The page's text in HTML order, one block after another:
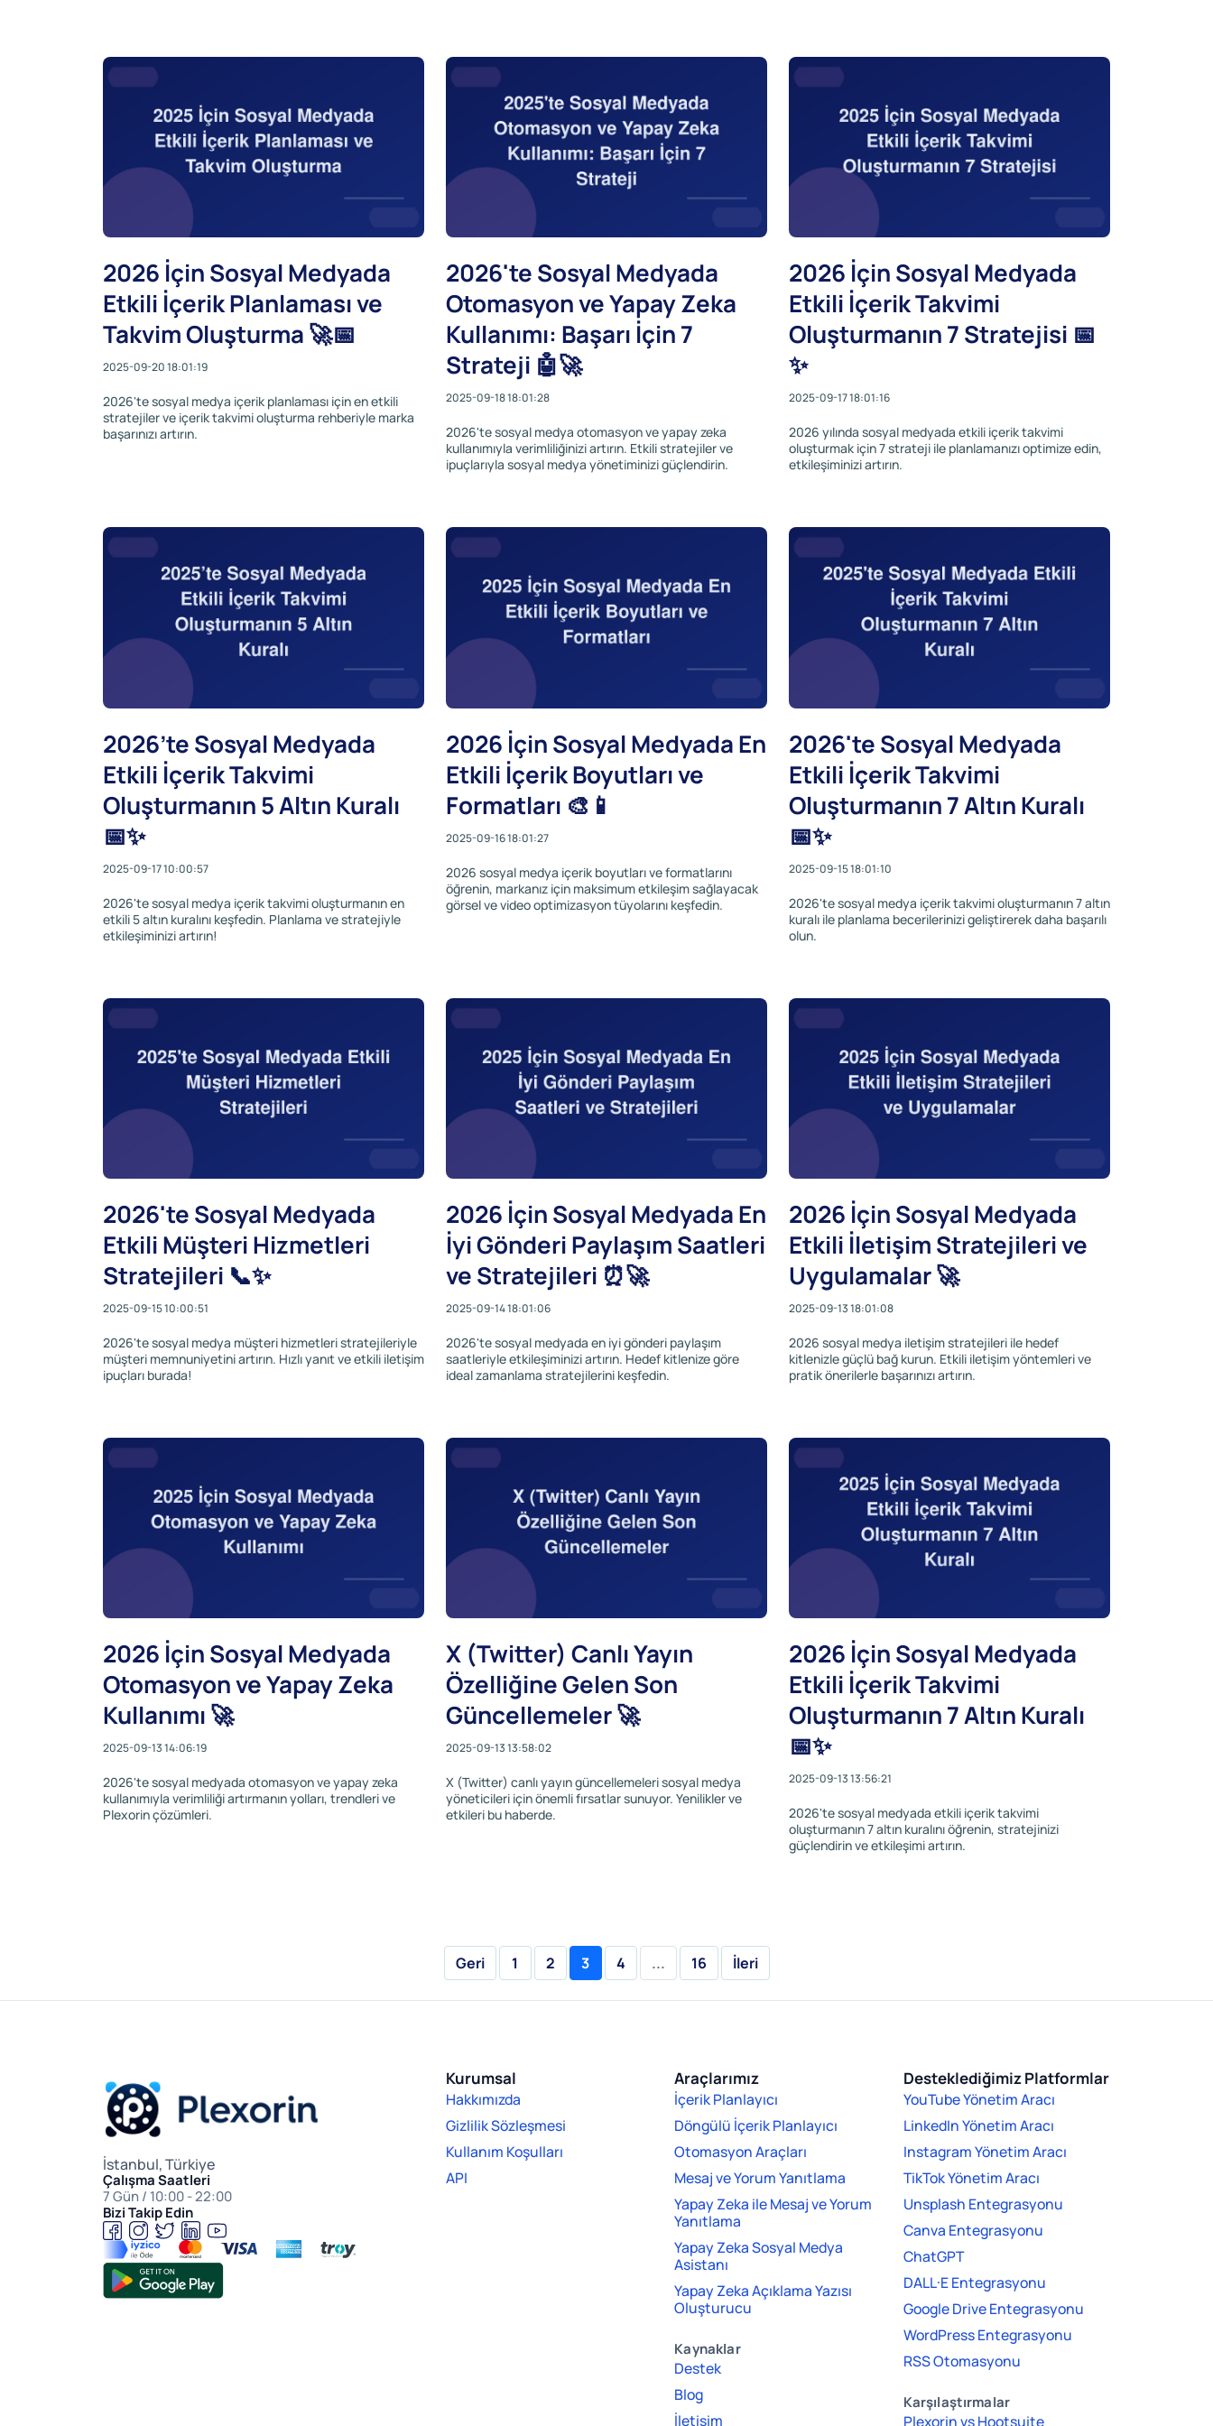
2026 İçin Sosyal Medyada
Etkili İçerik Planlaması ve
Takvim Oluşturma 🚀📅
2025-09-20 18:01:19
2026'te sosyal medya içerik planlaması için en etkili
stratejiler ve içerik takvimi oluşturma rehberiyle marka
başarınızı artırın.
2026'te Sosyal Medyada
Otomasyon ve Yapay Zeka
Kullanımı: Başarı İçin 7
Strateji 🤖🚀
2025-09-18 18:01:28
2026'te sosyal medya otomasyon ve yapay zeka
kullanımıyla verimliliğinizi artırın. Etkili stratejiler ve
ipuçlarıyla sosyal medya yönetiminizi güçlendirin.
2026 İçin Sosyal Medyada
Etkili İçerik Takvimi
Oluşturmanın 7 Stratejisi 📅
✨
2025-09-17 18:01:16
2026 yılında sosyal medyada etkili içerik takvimi
oluşturmak için 7 strateji ile planlamanızı optimize edin,
etkileşiminizi artırın.
2026’te Sosyal Medyada
Etkili İçerik Takvimi
Oluşturmanın 5 Altın Kuralı
📅✨
2025-09-17 10:00:57
2026'te sosyal medya içerik takvimi oluşturmanın en
etkili 5 altın kuralını keşfedin. Planlama ve stratejiyle
etkileşiminizi artırın!
2026 İçin Sosyal Medyada En
Etkili İçerik Boyutları ve
Formatları 🎨📱
2025-09-16 18:01:27
2026 sosyal medya içerik boyutları ve formatlarını
öğrenin, markanız için maksimum etkileşim sağlayacak
görsel ve video optimizasyon tüyolarını keşfedin.
2026'te Sosyal Medyada
Etkili İçerik Takvimi
Oluşturmanın 7 Altın Kuralı
📅✨
2025-09-15 18:01:10
2026'te sosyal medya içerik takvimi oluşturmanın 7 altın
kuralı ile planlama becerilerinizi geliştirerek daha başarılı
olun.
2026'te Sosyal Medyada
Etkili Müşteri Hizmetleri
Stratejileri 📞✨
2025-09-15 10:00:51
2026'te sosyal medya müşteri hizmetleri stratejileriyle
müşteri memnuniyetini artırın. Hızlı yanıt ve etkili iletişim
ipuçları burada!
2026 İçin Sosyal Medyada En
İyi Gönderi Paylaşım Saatleri
ve Stratejileri ⏰🚀
2025-09-14 18:01:06
2026'te sosyal medyada en iyi gönderi paylaşım
saatleriyle etkileşiminizi artırın. Hedef kitlenize göre
ideal zamanlama stratejilerini keşfedin.
2026 İçin Sosyal Medyada
Etkili İletişim Stratejileri ve
Uygulamalar 🚀
2025-09-13 18:01:08
2026 sosyal medya iletişim stratejileri ile hedef
kitlenizle güçlü bağ kurun. Etkili iletişim yöntemleri ve
pratik önerilerle başarınızı artırın.
2026 İçin Sosyal Medyada
Otomasyon ve Yapay Zeka
Kullanımı 🚀
2025-09-13 14:06:19
2026'te sosyal medyada otomasyon ve yapay zeka
kullanımıyla verimliliği artırmanın yolları, trendleri ve
Plexorin çözümleri.
X (Twitter) Canlı Yayın
Özelliğine Gelen Son
Güncellemeler 🚀
2025-09-13 13:58:02
X (Twitter) canlı yayın güncellemeleri sosyal medya
yöneticileri için önemli fırsatlar sunuyor. Yenilikler ve
etkileri bu haberde.
2026 İçin Sosyal Medyada
Etkili İçerik Takvimi
Oluşturmanın 7 Altın Kuralı
📅✨
2025-09-13 13:56:21
2026'te sosyal medyada etkili içerik takvimi
oluşturmanın 7 altın kuralını öğrenin, stratejinizi
güçlendirin ve etkileşimi artırın.
Geri 1 2 3 4 ... 16 İleri
İstanbul, Türkiye
Çalışma Saatleri
7 Gün / 10:00 - 22:00
Bizi Takip Edin
Kurumsal
Hakkımızda
Gizlilik Sözleşmesi
Kullanım Koşulları
API
Araçlarımız
İçerik Planlayıcı
Döngülü İçerik Planlayıcı
Otomasyon Araçları
Mesaj ve Yorum Yanıtlama
Yapay Zeka ile Mesaj ve Yorum
Yanıtlama
Yapay Zeka Sosyal Medya
Asistanı
Yapay Zeka Açıklama Yazısı
Oluşturucu
Kaynaklar
Destek
Blog
İletişim
Desteklediğimiz Platformlar
YouTube Yönetim Aracı
LinkedIn Yönetim Aracı
Instagram Yönetim Aracı
TikTok Yönetim Aracı
Unsplash Entegrasyonu
Canva Entegrasyonu
ChatGPT
DALL·E Entegrasyonu
Google Drive Entegrasyonu
WordPress Entegrasyonu
RSS Otomasyonu
Karşılaştırmalar
Plexorin vs Hootsuite